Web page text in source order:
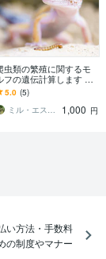
虫類の繁殖に関するモ
フの遺伝計算します あ
たのペット、卵産んだ
、何が産まれるの
！？
5.0 (5)
ミル・エスカマス
1,000 円
い方法・手数料
の制度やマナー